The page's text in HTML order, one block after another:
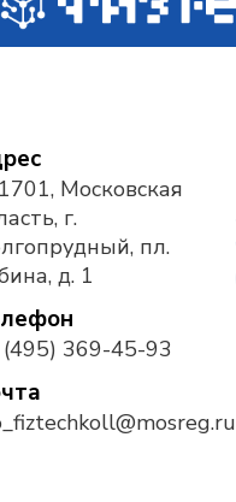
Московская
г.
пл.
д. 1
369-45-93